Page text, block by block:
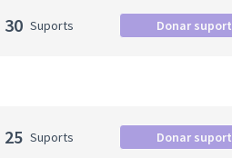
30 Suports Donar suport
25 Suports Donar suport